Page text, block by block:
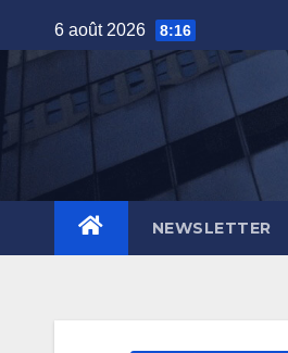
to
6 août 2026 8:16
NEWSLETTER